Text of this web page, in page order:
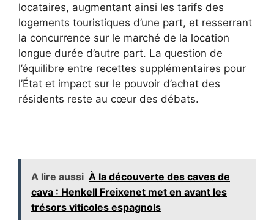
locataires, augmentant ainsi les tarifs des
logements touristiques d’une part, et resserrant
la concurrence sur le marché de la location
longue durée d’autre part. La question de
l’équilibre entre recettes supplémentaires pour
l’État et impact sur le pouvoir d’achat des
résidents reste au cœur des débats.
A lire aussi À la découverte des caves de
cava : Henkell Freixenet met en avant les
trésors viticoles espagnols